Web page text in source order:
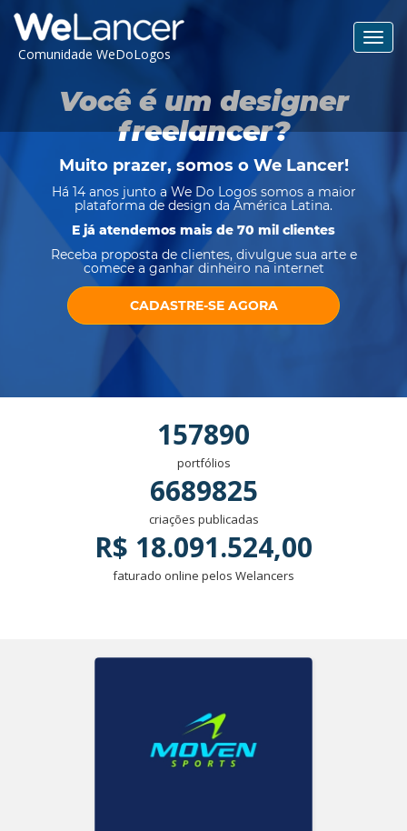
Comunidade WeDoLogos
Você é um designer
freelancer?
Muito prazer, somos o We Lancer!
Há 14 anos junto a We Do Logos somos a maior
plataforma de design da América Latina.
E já atendemos mais de 70 mil clientes
Receba proposta de clientes, divulgue sua arte e
comece a ganhar dinheiro na internet
CADASTRE-SE AGORA
157890
portfólios
6689825
criações publicadas
R$ 18.091.524,00
faturado online pelos Welancers